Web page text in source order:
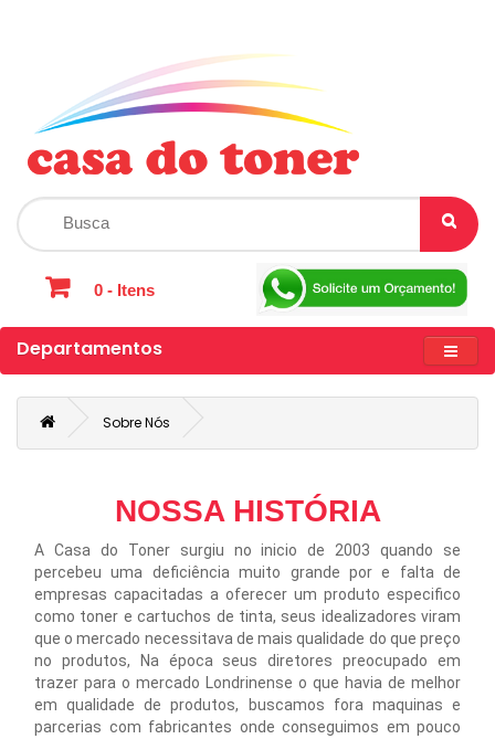
0 - Itens
Departamentos
Sobre Nós
NOSSA HISTÓRIA
A Casa do Toner surgiu no inicio de 2003 quando se
percebeu uma deficiência muito grande por e falta de
empresas capacitadas a oferecer um produto especifico
como toner e cartuchos de tinta, seus idealizadores viram
que o mercado necessitava de mais qualidade do que preço
no produtos, Na época seus diretores preocupado em
trazer para o mercado Londrinense o que havia de melhor
em qualidade de produtos, buscamos fora maquinas e
parcerias com fabricantes onde conseguimos em pouco